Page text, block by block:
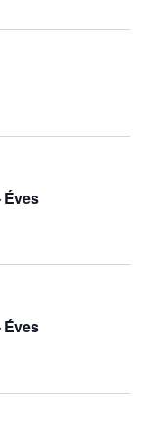
Éves
Éves